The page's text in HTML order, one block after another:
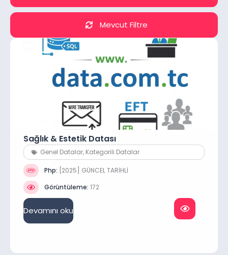
Mevcut Filtre
Sağlık & Estetik Datası
Genel Datalar, Kategorili Datalar
Php: [2025] GÜNCEL TARİHLİ
Görüntüleme: 172
Devamını oku